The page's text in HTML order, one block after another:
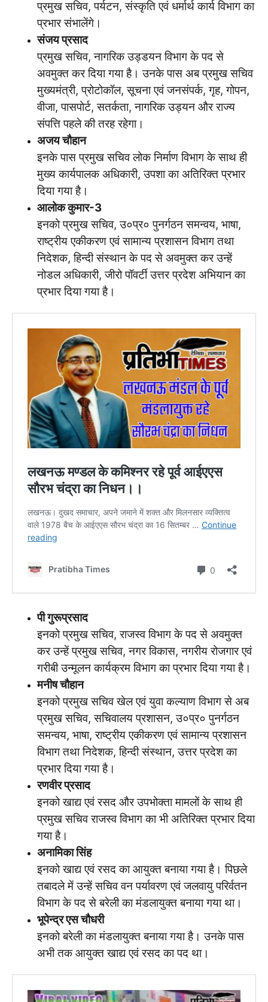
प्रमुख सचिव, पर्यटन, संस्कृति एवं धर्मार्थ कार्य विभाग का
प्रभार संभालेंगे।
संजय प्रसाद
प्रमुख सचिव, नागरिक उड्डयन विभाग के पद से
अवमुक्त कर दिया गया है। उनके पास अब प्रमुख सचिव
मुख्यमंत्री, प्रोटोकॉल, सूचना एवं जनसंपर्क, गृह, गोपन,
वीजा, पासपोर्ट, सतर्कता, नागरिक उड्यन और राज्य
संपत्ति पहले की तरह रहेगा।
अजय चौहान
इनके पास प्रमुख सचिव लोक निर्माण विभाग के साथ ही
मुख्य कार्यपालक अधिकारी, उपशा का अतिरिक्त प्रभार
दिया गया है।
आलोक कुमार-3
इनको प्रमुख सचिव, उ०प्र० पुनर्गठन समन्वय, भाषा,
राष्ट्रीय एकीकरण एवं सामान्य प्रशासन विभाग तथा
निदेशक, हिन्दी संस्थान के पद से अवमुक्त कर उन्हें
नोडल अधिकारी, जीरो पॉवर्टी उत्तर प्रदेश अभियान का
प्रभार दिया गया है।
पी गुरूप्रसाद
इनको प्रमुख सचिव, राजस्व विभाग के पद से अवमुक्त
कर उन्हें प्रमुख सचिव, नगर विकास, नगरीय रोजगार एवं
गरीबी उन्मूलन कार्यक्रम विभाग का प्रभार दिया गया है।
मनीष चौहान
इनको प्रमुख सचिव खेल एवं युवा कल्याण विभाग से अब
प्रमुख सचिव, सचिवालय प्रशासन, उ०प्र० पुनर्गठन
समन्वय, भाषा, राष्ट्रीय एकीकरण एवं सामान्य प्रशासन
विभाग तथा निदेशक, हिन्दी संस्थान, उत्तर प्रदेश का
प्रभार दिया गया है।
रणवीर प्रसाद
इनको खाद्य एवं रसद और उपभोक्ता मामलों के साथ ही
प्रमुख सचिव राजस्व विभाग का भी अतिरिक्त प्रभार दिया
गया है।
अनामिका सिंह
इनको खाद्य एवं रसद का आयुक्त बनाया गया है। पिछले
तबादले में उन्हें सचिव वन पर्यावरण एवं जलवायु परिर्वतन
विभाग के पद से बरेली का मंडलायुक्त बनाया गया था।
भूपेन्द्र एस चौधरी
इनको बरेली का मंडलायुक्त बनाया गया है। उनके पास
अभी तक आयुक्त खाद्य एवं रसद का पद था।